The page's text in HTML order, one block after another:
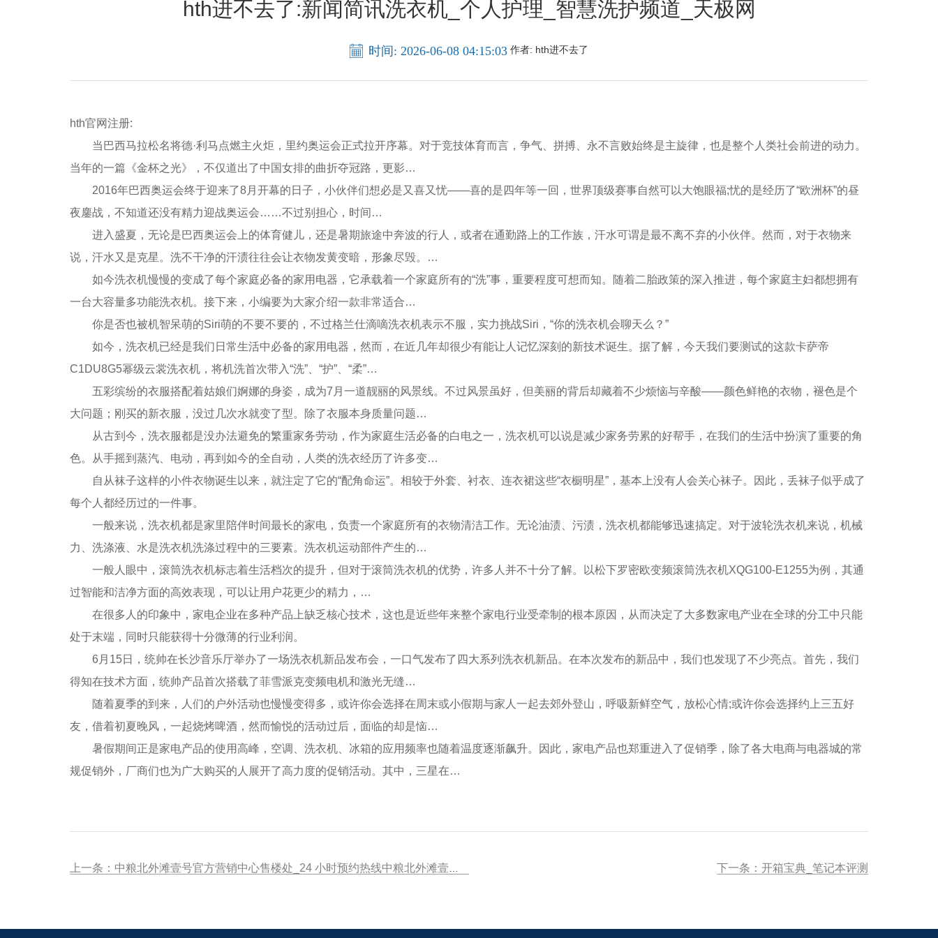
hth进不去了:新闻简讯洗衣机_个人护理_智慧洗护频道_天极网
时间: 2026-06-08 04:15:03 作者: hth进不去了
hth官网注册:
当巴西马拉松名将德·利马点燃主火炬，里约奥运会正式拉开序幕。对于竞技体育而言，争气、拼搏、永不言败始终是主旋律，也是整个人类社会前进的动力。
当年的一篇《金杯之光》，不仅道出了中国女排的曲折夺冠路，更影…
2016年巴西奥运会终于迎来了8月开幕的日子，小伙伴们想必是又喜又忧——喜的是四年等一回，世界顶级赛事自然可以大饱眼福;忧的是经历了“欧洲杯”的昼
夜鏖战，不知道还没有精力迎战奥运会……不过别担心，时间…
进入盛夏，无论是巴西奥运会上的体育健儿，还是暑期旅途中奔波的行人，或者在通勤路上的工作族，汗水可谓是最不离不弃的小伙伴。然而，对于衣物来
说，汗水又是克星。洗不干净的汗渍往往会让衣物发黄变暗，形象尽毁。…
如今洗衣机慢慢的变成了每个家庭必备的家用电器，它承载着一个家庭所有的“洗”事，重要程度可想而知。随着二胎政策的深入推进，每个家庭主妇都想拥有
一台大容量多功能洗衣机。接下来，小编要为大家介绍一款非常适合…
你是否也被机智呆萌的Siri萌的不要不要的，不过格兰仕滴嘀洗衣机表示不服，实力挑战Siri，“你的洗衣机会聊天么？”
如今，洗衣机已经是我们日常生活中必备的家用电器，然而，在近几年却很少有能让人记忆深刻的新技术诞生。据了解，今天我们要测试的这款卡萨帝
C1DU8G5幂级云裳洗衣机，将机洗首次带入“洗”、“护”、“柔”…
五彩缤纷的衣服搭配着姑娘们婀娜的身姿，成为7月一道靓丽的风景线。不过风景虽好，但美丽的背后却藏着不少烦恼与辛酸——颜色鲜艳的衣物，褪色是个
大问题；刚买的新衣服，没过几次水就变了型。除了衣服本身质量问题…
从古到今，洗衣服都是没办法避免的繁重家务劳动，作为家庭生活必备的白电之一，洗衣机可以说是减少家务劳累的好帮手，在我们的生活中扮演了重要的角
色。从手摇到蒸汽、电动，再到如今的全自动，人类的洗衣经历了许多变…
自从袜子这样的小件衣物诞生以来，就注定了它的“配角命运”。相较于外套、衬衣、连衣裙这些“衣橱明星”，基本上没有人会关心袜子。因此，丢袜子似乎成了
每个人都经历过的一件事。
一般来说，洗衣机都是家里陪伴时间最长的家电，负责一个家庭所有的衣物清洁工作。无论油渍、污渍，洗衣机都能够迅速搞定。对于波轮洗衣机来说，机械
力、洗涤液、水是洗衣机洗涤过程中的三要素。洗衣机运动部件产生的…
一般人眼中，滚筒洗衣机标志着生活档次的提升，但对于滚筒洗衣机的优势，许多人并不十分了解。以松下罗密欧变频滚筒洗衣机XQG100-E1255为例，其通
过智能和洁净方面的高效表现，可以让用户花更少的精力，…
在很多人的印象中，家电企业在多种产品上缺乏核心技术，这也是近些年来整个家电行业受牵制的根本原因，从而决定了大多数家电产业在全球的分工中只能
处于末端，同时只能获得十分微薄的行业利润。
6月15日，统帅在长沙音乐厅举办了一场洗衣机新品发布会，一口气发布了四大系列洗衣机新品。在本次发布的新品中，我们也发现了不少亮点。首先，我们
得知在技术方面，统帅产品首次搭载了菲雪派克变频电机和激光无缝…
随着夏季的到来，人们的户外活动也慢慢变得多，或许你会选择在周末或小假期与家人一起去郊外登山，呼吸新鲜空气，放松心情;或许你会选择约上三五好
友，借着初夏晚风，一起烧烤啤酒，然而愉悦的活动过后，面临的却是恼…
暑假期间正是家电产品的使用高峰，空调、洗衣机、冰箱的应用频率也随着温度逐渐飙升。因此，家电产品也郑重进入了促销季，除了各大电商与电器城的常
规促销外，厂商们也为广大购买的人展开了高力度的促销活动。其中，三星在…
下一条：开箱宝典_笔记本评测